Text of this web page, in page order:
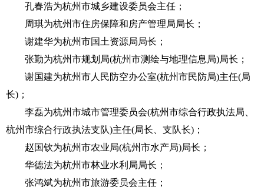
孔春浩为杭州市城乡建设委员会主任；
周琪为杭州市住房保障和房产管理局局长；
谢建华为杭州市国土资源局局长；
张勤为杭州市规划局(杭州市测绘与地理信息局)局长；
谢国建为杭州市人民防空办公室(杭州市民防局)主任(局
长)；
李磊为杭州市城市管理委员会(杭州市综合行政执法局、
杭州市综合行政执法支队)主任(局长、支队长)；
赵国钦为杭州市农业局(杭州市水产局)局长；
华德法为杭州市林业水利局局长；
张鸿斌为杭州市旅游委员会主任；